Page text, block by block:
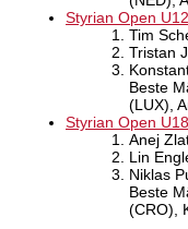
Styrian Open U12
Tim
Tristan
Beste
(LUX),
Styrian Open U18
Anej
Lin
Niklas
Beste
(CRO),